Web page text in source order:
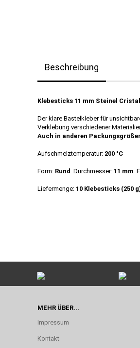
Beschreibung
Klebesticks 11 mm Steinel
Der klare Bastelkleber für
Verklebung verschiedener
Auch in anderen
Aufschmelztemperatur: 200 °C
Form: Rund Durchmesser: 11 mm
Liefermenge: 10 Klebesticks (250
MEHR ÜBER...
Impressum
Kontakt